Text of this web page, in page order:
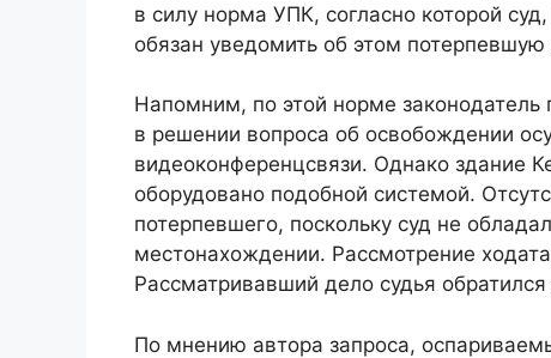
в силу норма УПК, согласно которой
обязан уведомить об этом потерпевшую
Напомним, по этой норме законодатель
в решении вопроса об освобождении
видеоконференцсвязи. Однако здание
оборудовано подобной системой.
потерпевшего, поскольку суд не
местонахождении. Рассмотрение
Рассматривавший дело судья
По мнению автора запроса,